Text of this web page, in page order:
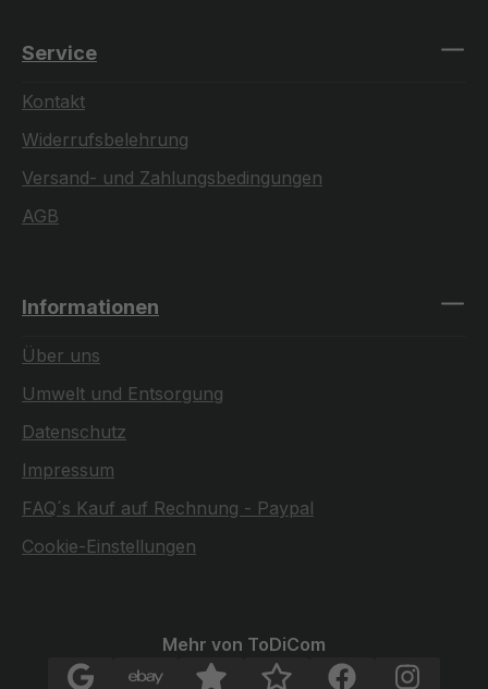
Service
Kontakt
Widerrufsbelehrung
Versand- und Zahlungsbedingungen
AGB
Informationen
Über uns
Umwelt und Entsorgung
Datenschutz
Impressum
FAQ´s Kauf auf Rechnung - Paypal
Cookie-Einstellungen
Mehr von ToDiCom